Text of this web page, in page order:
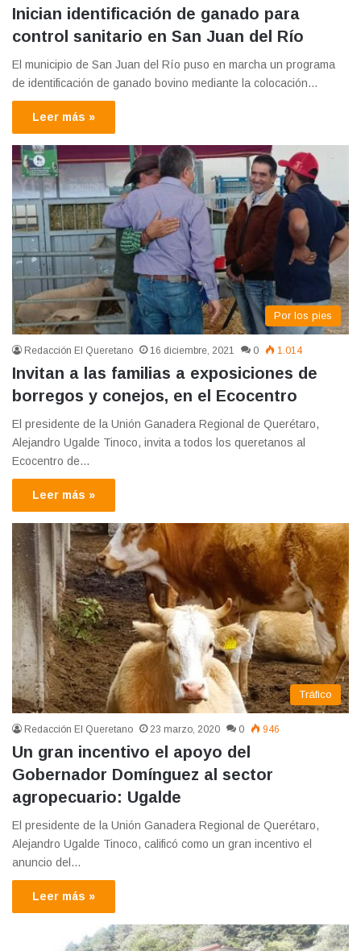
Inician identificación de ganado para
control sanitario en San Juan del Río
El municipio de San Juan del Río puso en marcha un programa
de identificación de ganado bovino mediante la colocación…
Leer más »
Por los pies
Redacción El Queretano 16 diciembre, 2021 0 1.014
Invitan a las familias a exposiciones de
borregos y conejos, en el Ecocentro
El presidente de la Unión Ganadera Regional de Querétaro,
Alejandro Ugalde Tinoco, invita a todos los queretanos al
Ecocentro de…
Leer más »
Tráfico
Redacción El Queretano 23 marzo, 2020 0 946
Un gran incentivo el apoyo del
Gobernador Domínguez al sector
agropecuario: Ugalde
El presidente de la Unión Ganadera Regional de Querétaro,
Alejandro Ugalde Tinoco, calificó como un gran incentivo el
anuncio del…
Leer más »